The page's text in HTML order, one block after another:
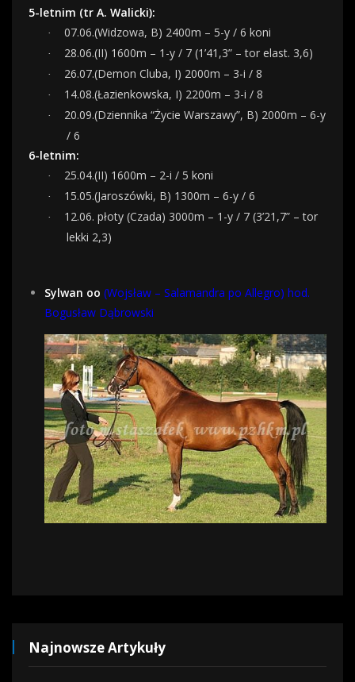
5-letnim (tr A. Walicki):
· 07.06.(Widzowa, B) 2400m – 5-y / 6 koni
· 28.06.(II) 1600m – 1-y / 7 (1’41,3” – tor elast. 3,6)
· 26.07.(Demon Cluba, I) 2000m – 3-i / 8
· 14.08.(Łazienkowska, I) 2200m – 3-i / 8
·
20.09.(Dziennika “Życie Warszawy”, B) 2000m – 6-y
/ 6
6-letnim:
· 25.04.(II) 1600m – 2-i / 5 koni
· 15.05.(Jaroszówki, B) 1300m – 6-y / 6
·
12.06. płoty (Czada) 3000m – 1-y / 7 (3’21,7” – tor
lekki 2,3)
Sylwan oo (Wojsław – Salamandra po Allegro) hod.
Bogusław Dąbrowski
Najnowsze Artykuły